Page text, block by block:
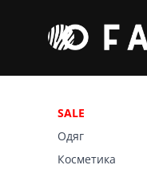
SALE
Одяг
Косметика